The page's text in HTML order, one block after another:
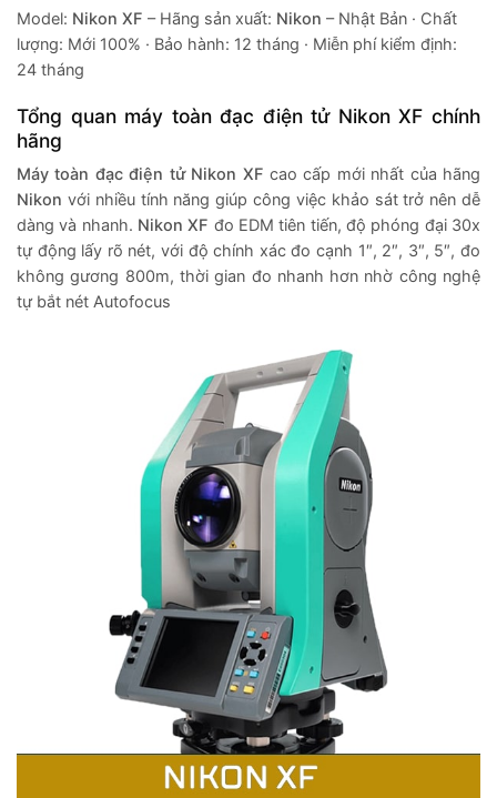
Model: Nikon XF – Hãng sản xuất: Nikon – Nhật Bản · Chất
lượng: Mới 100% · Bảo hành: 12 tháng · Miễn phí kiểm định:
24 tháng
Tổng quan máy toàn đạc điện tử Nikon XF chính
hãng
Máy toàn đạc điện tử Nikon XF cao cấp mới nhất của hãng
Nikon với nhiều tính năng giúp công việc khảo sát trở nên dễ
dàng và nhanh. Nikon XF đo EDM tiên tiến, độ phóng đại 30x
tự động lấy rõ nét, với độ chính xác đo cạnh 1″, 2″, 3″, 5″, đo
không gương 800m, thời gian đo nhanh hơn nhờ công nghệ
tự bắt nét Autofocus